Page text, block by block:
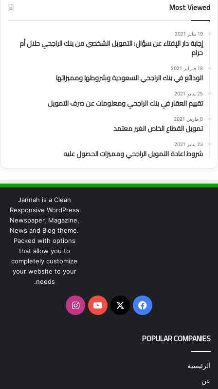
Most Viewed
19 يناير 2021
إجابة دار الإفتاء عن سؤال: التمويل الشخصي من بنك الراجحي حلال أم
حرام
18 فبراير 2021
الودائع في بنك الراجحي السعودية وشروطها ومميزاتها
25 يناير 2021
تقييم العقار في بنك الراجحي ومعلومات عن صرف التمويل
8 مارس 2021
تمويل القطاع الخاص الغير معتمد
23 يناير 2021
شروط اعادة التمويل الراجحي ومميزات الحصول عليه
Jannah is a Clean
Responsive WordPress
Newspaper, Magazine,
News and Blog theme.
Packed with options
that allow you to
completely customize
your website to your
needs.
فيسبوك
‫X
‫YouTubeانستقرام
POPULAR COMPANIES
الرئيسية
عن